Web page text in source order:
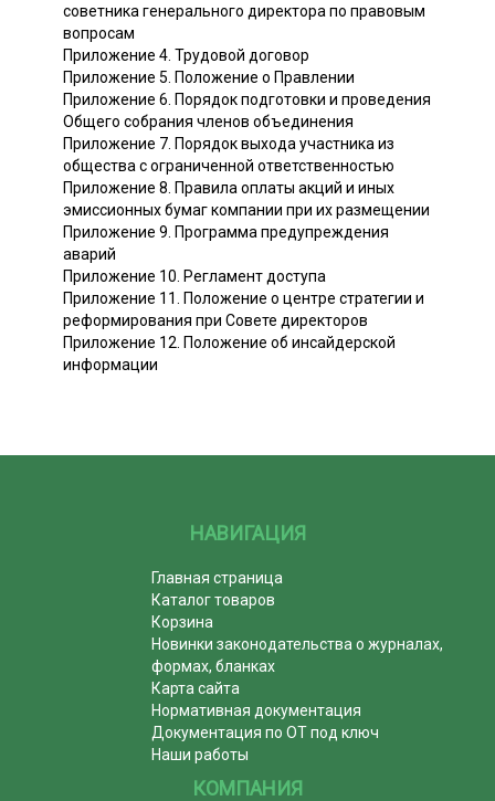
советника генерального директора по правовым
вопросам
Приложение 4. Трудовой договор
Приложение 5. Положение о Правлении
Приложение 6. Порядок подготовки и проведения
Общего собрания членов объединения
Приложение 7. Порядок выхода участника из
общества с ограниченной ответственностью
Приложение 8. Правила оплаты акций и иных
эмиссионных бумаг компании при их размещении
Приложение 9. Программа предупреждения
аварий
Приложение 10. Регламент доступа
Приложение 11. Положение о центре стратегии и
реформирования при Совете директоров
Приложение 12. Положение об инсайдерской
информации
НАВИГАЦИЯ
Главная страница
Каталог товаров
Корзина
Новинки законодательства о журналах,
формах, бланках
Карта сайта
Нормативная документация
Документация по ОТ под ключ
Наши работы
КОМПАНИЯ